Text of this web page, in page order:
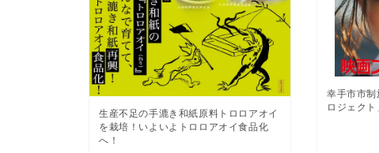
生産不足の手漉き和紙原料トロロアオイ
を栽培！いよいよトロロアオイ食品化
へ！
幸手市市
ロジェク